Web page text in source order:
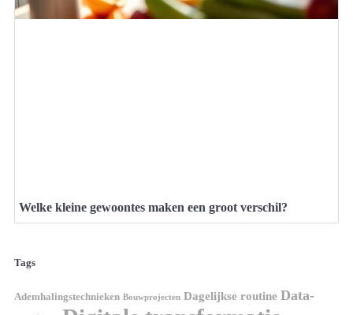
Welke kleine gewoontes maken een groot verschil?
Tags
Ademhalingstechnieken Bouwprojecten Dagelijkse routine Data-